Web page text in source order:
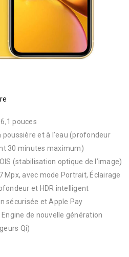
pouces
poussière et à l’eau (profondeur
30 minutes maximum)
(stabilisation optique de l’image)
Mpx, avec mode Portrait, Éclairage
et HDR intelligent
sécurisée et Apple Pay
de nouvelle génération
Qi)